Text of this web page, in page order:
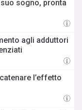
sogno, pronta
agli adduttori
l’effetto